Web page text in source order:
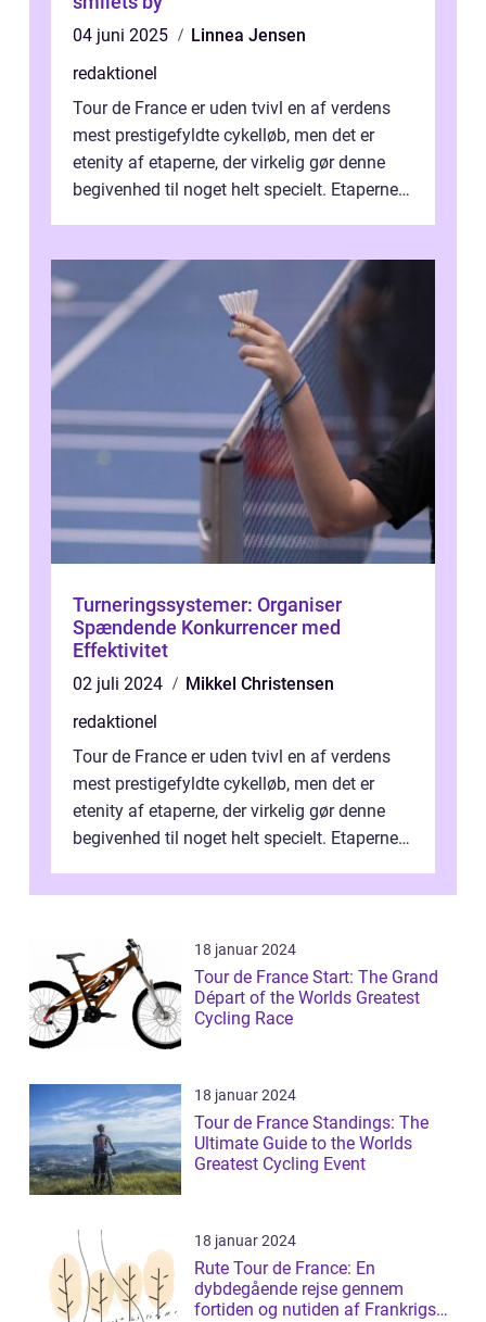
04 juni 2025
Linnea Jensen
redaktionel
Tour de France er uden tvivl en af verdens
mest prestigefyldte cykelløb, men det er
etenity af etaperne, der virkelig gør denne
begivenhed til noget helt specielt. Etaperne i
Turneringssystemer: Organiser
Spændende Konkurrencer med
Effektivitet
02 juli 2024
Mikkel Christensen
redaktionel
Tour de France er uden tvivl en af verdens
mest prestigefyldte cykelløb, men det er
etenity af etaperne, der virkelig gør denne
begivenhed til noget helt specielt. Etaperne i
18 januar 2024
Tour de France Start: The Grand
Départ of the Worlds Greatest
Cycling Race
18 januar 2024
Tour de France Standings: The
Ultimate Guide to the Worlds
Greatest Cycling Event
18 januar 2024
Rute Tour de France: En
dybdegående rejse gennem
fortiden og nutiden af Frankrigs